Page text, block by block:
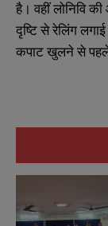
है। वहीं लोनिवि
दृष्टि से रेलिंग
कपाट खुलने से पहले